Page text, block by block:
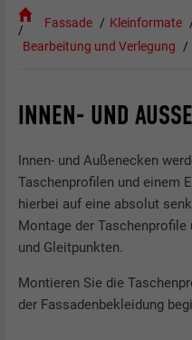
Fassade
Kleinformate
Bearbeitung und Verlegung
INNEN- UND
Innen- und Außenecken
Taschenprofilen und einem
hierbei auf eine absolut
Montage der
und Gleitpunkten.
Montieren Sie die
der Fassadenbekleidung